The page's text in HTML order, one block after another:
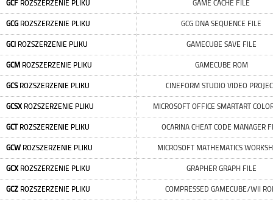
GCF ROZSZERZENIE PLIKU GAME CACHE FILE
GCG ROZSZERZENIE PLIKU GCG DNA SEQUENCE FILE
GCI ROZSZERZENIE PLIKU GAMECUBE SAVE FILE
GCM ROZSZERZENIE PLIKU GAMECUBE ROM
GCSROZSZERZENIE PLIKU CINEFORM STUDIO VIDEO
GCSXROZSZERZENIE PLIKU MICROSOFT OFFICE SMARTART
GCTROZSZERZENIE PLIKU OCARINA CHEAT CODE MANAGER
GCW ROZSZERZENIE PLIKU MICROSOFT MATHEMATICS
GCXROZSZERZENIE PLIKU GRAPHER GRAPH FILE
GCZ ROZSZERZENIE PLIKU COMPRESSED GAMECUBE/WII